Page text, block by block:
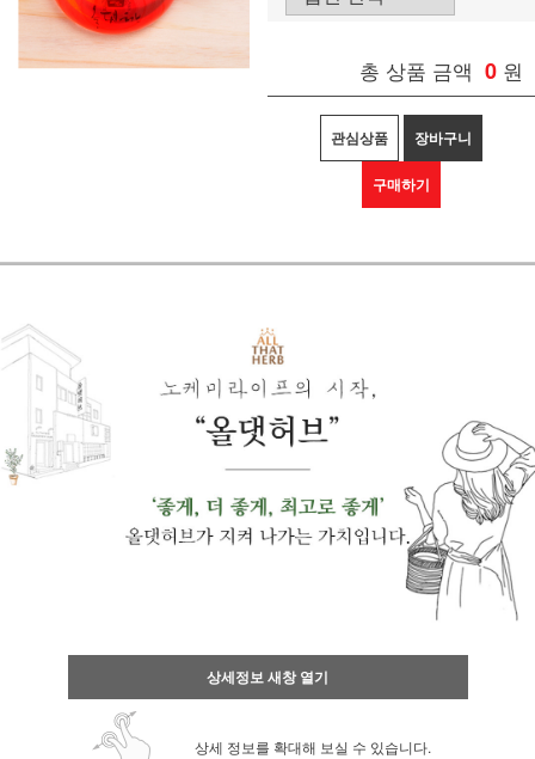
총 상품 금액 0 원
관심상품 장바구니
구매하기
상세정보 새창 열기
상세 정보를 확대해 보실 수 있습니다.